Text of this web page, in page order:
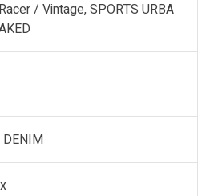
/ Vintage, SPORTS URBA